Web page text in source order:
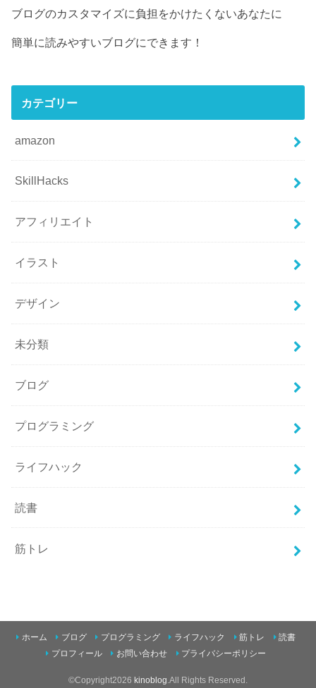
ブログのカスタマイズに負担をかけたくないあなたに
簡単に読みやすいブログにできます！
カテゴリー
amazon
SkillHacks
アフィリエイト
イラスト
デザイン
未分類
ブログ
プログラミング
ライフハック
読書
筋トレ
ホーム ブログ プログラミング ライフハック 筋トレ
読書
プロフィール
お問い合わせ プライバシーポリシー
©Copyright2026 kinoblog .All Rights Reserved.